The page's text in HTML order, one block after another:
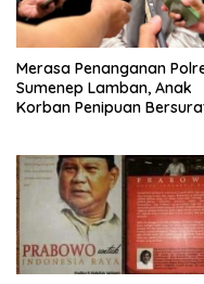
Merasa Penanganan
Sumenep Lamban, Anak
Korban Penipuan Bersurat